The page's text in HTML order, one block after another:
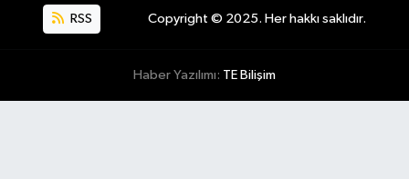
RSS Copyright © 2025. Her hakkı saklıdır.
Haber Yazılımı: TE Bilişim